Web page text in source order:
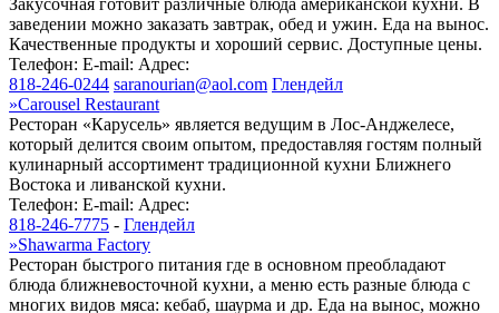
заведении можно заказать завтрак, обед и ужин. Еда на вынос.
Качественные продукты и хороший сервис. Доступные цены.
Телефон: E-mail: Адрес:
818-246-0244 saranourian@aol.com Глендейл
»Carousel Restaurant
Ресторан «Карусель» является ведущим в Лос-Анджелесе,
который делится своим опытом, предоставляя гостям полный
кулинарный ассортимент традиционной кухни Ближнего
Востока и ливанской кухни.
Телефон: E-mail: Адрес:
818-246-7775 - Глендейл
»Shawarma Factory
Ресторан быстрого питания где в основном преобладают
блюда ближневосточной кухни, а меню есть разные блюда с
многих видов мяса: кебаб, шаурма и др. Еда на вынос, можно